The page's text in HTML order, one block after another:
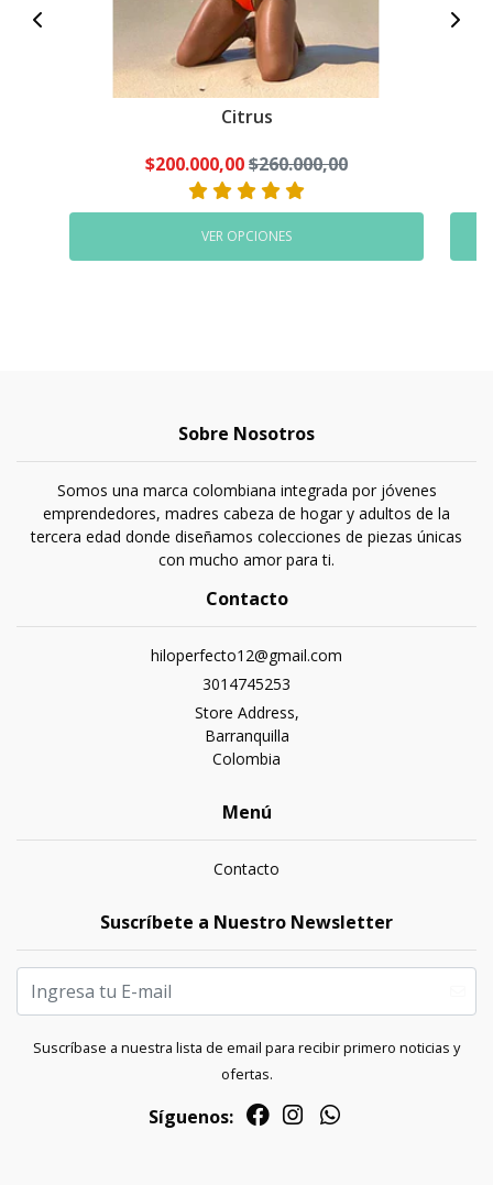
Citrus
$200.000,00$260.000,00
VER OPCIONES
Sobre Nosotros
Somos una marca colombiana integrada por jóvenes
emprendedores, madres cabeza de hogar y adultos de la
tercera edad donde diseñamos colecciones de piezas únicas
con mucho amor para ti.
Contacto
hiloperfecto12@gmail.com
3014745253
Store Address,
Barranquilla
Colombia
Menú
Contacto
Suscríbete a Nuestro Newsletter
Suscríbase a nuestra lista de email para recibir primero noticias y
ofertas.
Síguenos: